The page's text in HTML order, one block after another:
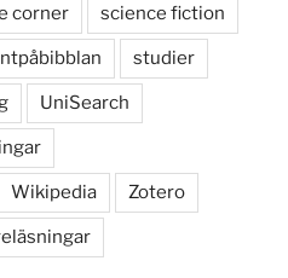
corner science fiction
studier
UniSearch
Wikipedia Zotero